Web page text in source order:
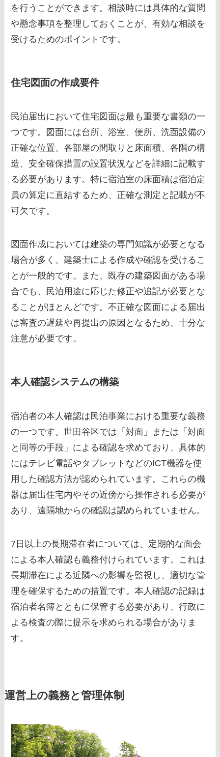
を行うことができます。相談時には具体的な質問
や懸念事項を整理しておくことが、有効な相談を
受けるためのポイントです。
住宅図面の作成要件
民泊届出において住宅図面は最も重要な書類の一
つです。図面には台所、浴室、便所、洗面設備の
正確な位置、各部屋の間取りと床面積、各階の構
造、安全確保措置の設置状況などを詳細に記載す
る必要があります。特に宿泊室の床面積は宿泊定
員の算定に直結するため、正確な測定と記載が不
可欠です。
図面作成においては建築の専門知識が必要となる
場合が多く、建築士による作成や確認を受けるこ
とが一般的です。また、既存の建築図面がある場
合でも、民泊用途に応じた修正や追記が必要とな
ることがほとんどです。不正確な図面による届出
は審査の遅延や再提出の原因となるため、十分な
注意が必要です。
本人確認システムの構築
宿泊者の本人確認は民泊事業における重要な義務
の一つです。世田谷区では「対面」または「対面
と同等の手段」による確認を求めており、具体的
にはテレビ電話やタブレットなどのICT機器を使
用した確認方法が認められています。これらの機
器は届出住宅内やその近傍から操作される必要が
あり、遠隔地からの確認は認められていません。
7日以上の長期滞在者については、定期的な面会
による本人確認も義務付けられています。これは
長期滞在による近隣への影響を監視し、適切な管
理を確保するための措置です。本人確認の記録は
宿泊者名簿とともに保管する必要があり、行政に
よる検査の際に提示を求められる場合がありま
す。
運営上の義務と管理体制